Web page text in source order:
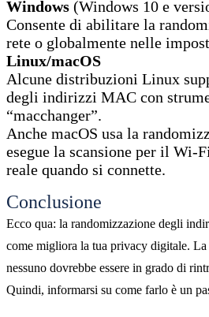
Windows (Windows 10 e
Consente di abilitare la
rete o globalmente nelle
Linux/macOS
Alcune distribuzioni Linux
degli indirizzi MAC con
“macchanger”.
Anche macOS usa la
esegue la scansione per il Wi-
reale quando si connette.
Conclusione
Ecco qua: la randomizzazione degli
come migliora la tua privacy digitale.
nessuno dovrebbe essere in grado di
Quindi, informarsi su come farlo è un